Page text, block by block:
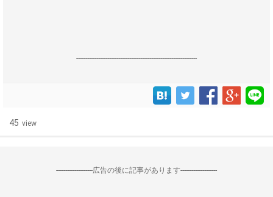
------------------------------------------------------------------
45 view
--------------------広告の後に記事があります--------------------